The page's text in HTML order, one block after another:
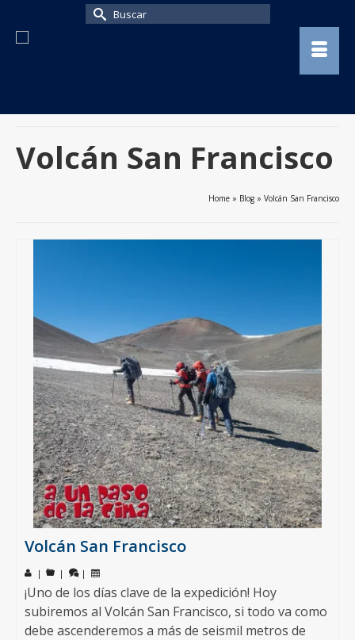
Buscar
Volcán San Francisco
Home » Blog » Volcán San Francisco
Volcán San Francisco
| | |
¡Uno de los días clave de la expedición! Hoy
subiremos al Volcán San Francisco, si todo va como
debe ascenderemos a más de seismil metros de